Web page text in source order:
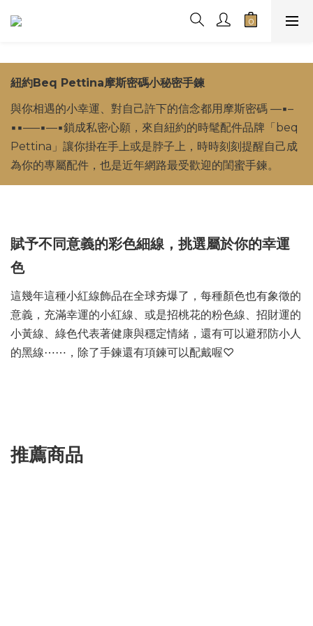
紐約Beq Pettina摩斯密碼小秘密手鍊
與你相遇的小幸運、對自己許下的信念都用摩斯密碼 ––▪–
▪▪–––▪––▪鎖成私密心願，來自紐約的時髦配件品牌「beq
Pettina」讓你掛在手上或是脖子上，時時刻刻提醒自己成
為你的專屬配件，也是近年網路最受歡迎的閨蜜手鍊。
賦予不同意義的彩色細線，挑選屬於你的幸運
色
這幾年這種小紅線飾品在全球夯爆了，每種顏色也有象徵的
意義，充滿幸運的小紅線、或是招桃花的粉色線、招財運的
小黃線、綠色代表著健康與穩定情緒，還有可以避邪防小人
的黑線⋯⋯，除了手鍊還有項鍊可以配戴喔♡
推薦商品